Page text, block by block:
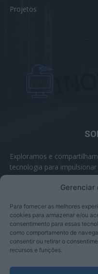
Gerenciar
Para fornecer as melhores
cookies para armazenar e/ou
consentimento para essas
como comportamento de
consentir ou retirar o
recursos e funções.
Projetos
Exploramos e
tecnologia para
inteligentes.